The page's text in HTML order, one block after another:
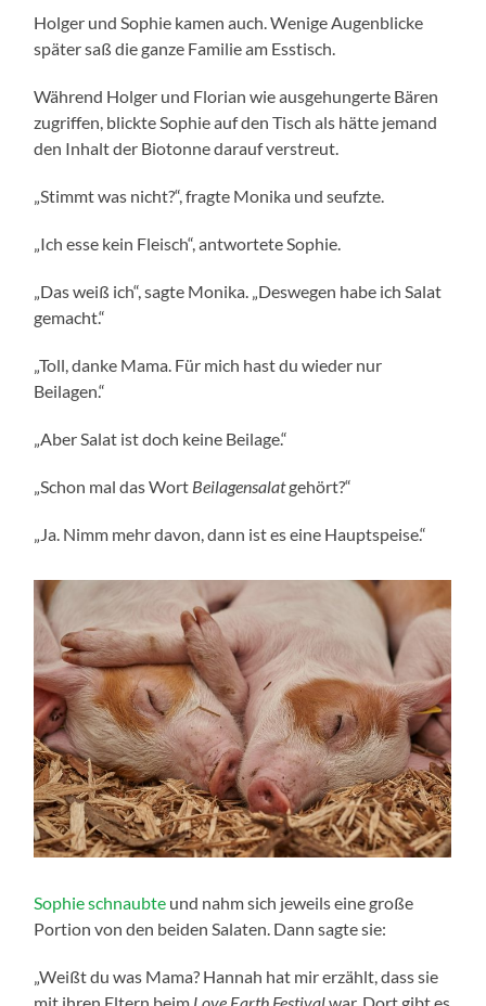
Holger und Sophie kamen auch. Wenige Augenblicke
später saß die ganze Familie am Esstisch.
Während Holger und Florian wie ausgehungerte Bären
zugriffen, blickte Sophie auf den Tisch als hätte jemand
den Inhalt der Biotonne darauf verstreut.
„Stimmt was nicht?“, fragte Monika und seufzte.
„Ich esse kein Fleisch“, antwortete Sophie.
„Das weiß ich“, sagte Monika. „Deswegen habe ich Salat
gemacht.“
„Toll, danke Mama. Für mich hast du wieder nur
Beilagen.“
„Aber Salat ist doch keine Beilage.“
„Schon mal das Wort Beilagensalatgehört?“
„Ja. Nimm mehr davon, dann ist es eine Hauptspeise.“
Sophie schnaubte und nahm sich jeweils eine große
Portion von den beiden Salaten. Dann sagte sie:
„Weißt du was Mama? Hannah hat mir erzählt, dass sie
mit ihren Eltern beim Love Earth Festivalwar. Dort gibt es